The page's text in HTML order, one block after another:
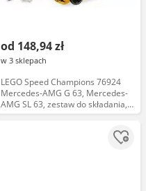
od 148,94 zł
w 3 sklepach
LEGO Speed Champions 76924
Mercedes-AMG G 63, Mercedes-
AMG SL 63, zestaw do składania,
kolekcjonerski, model samochodu